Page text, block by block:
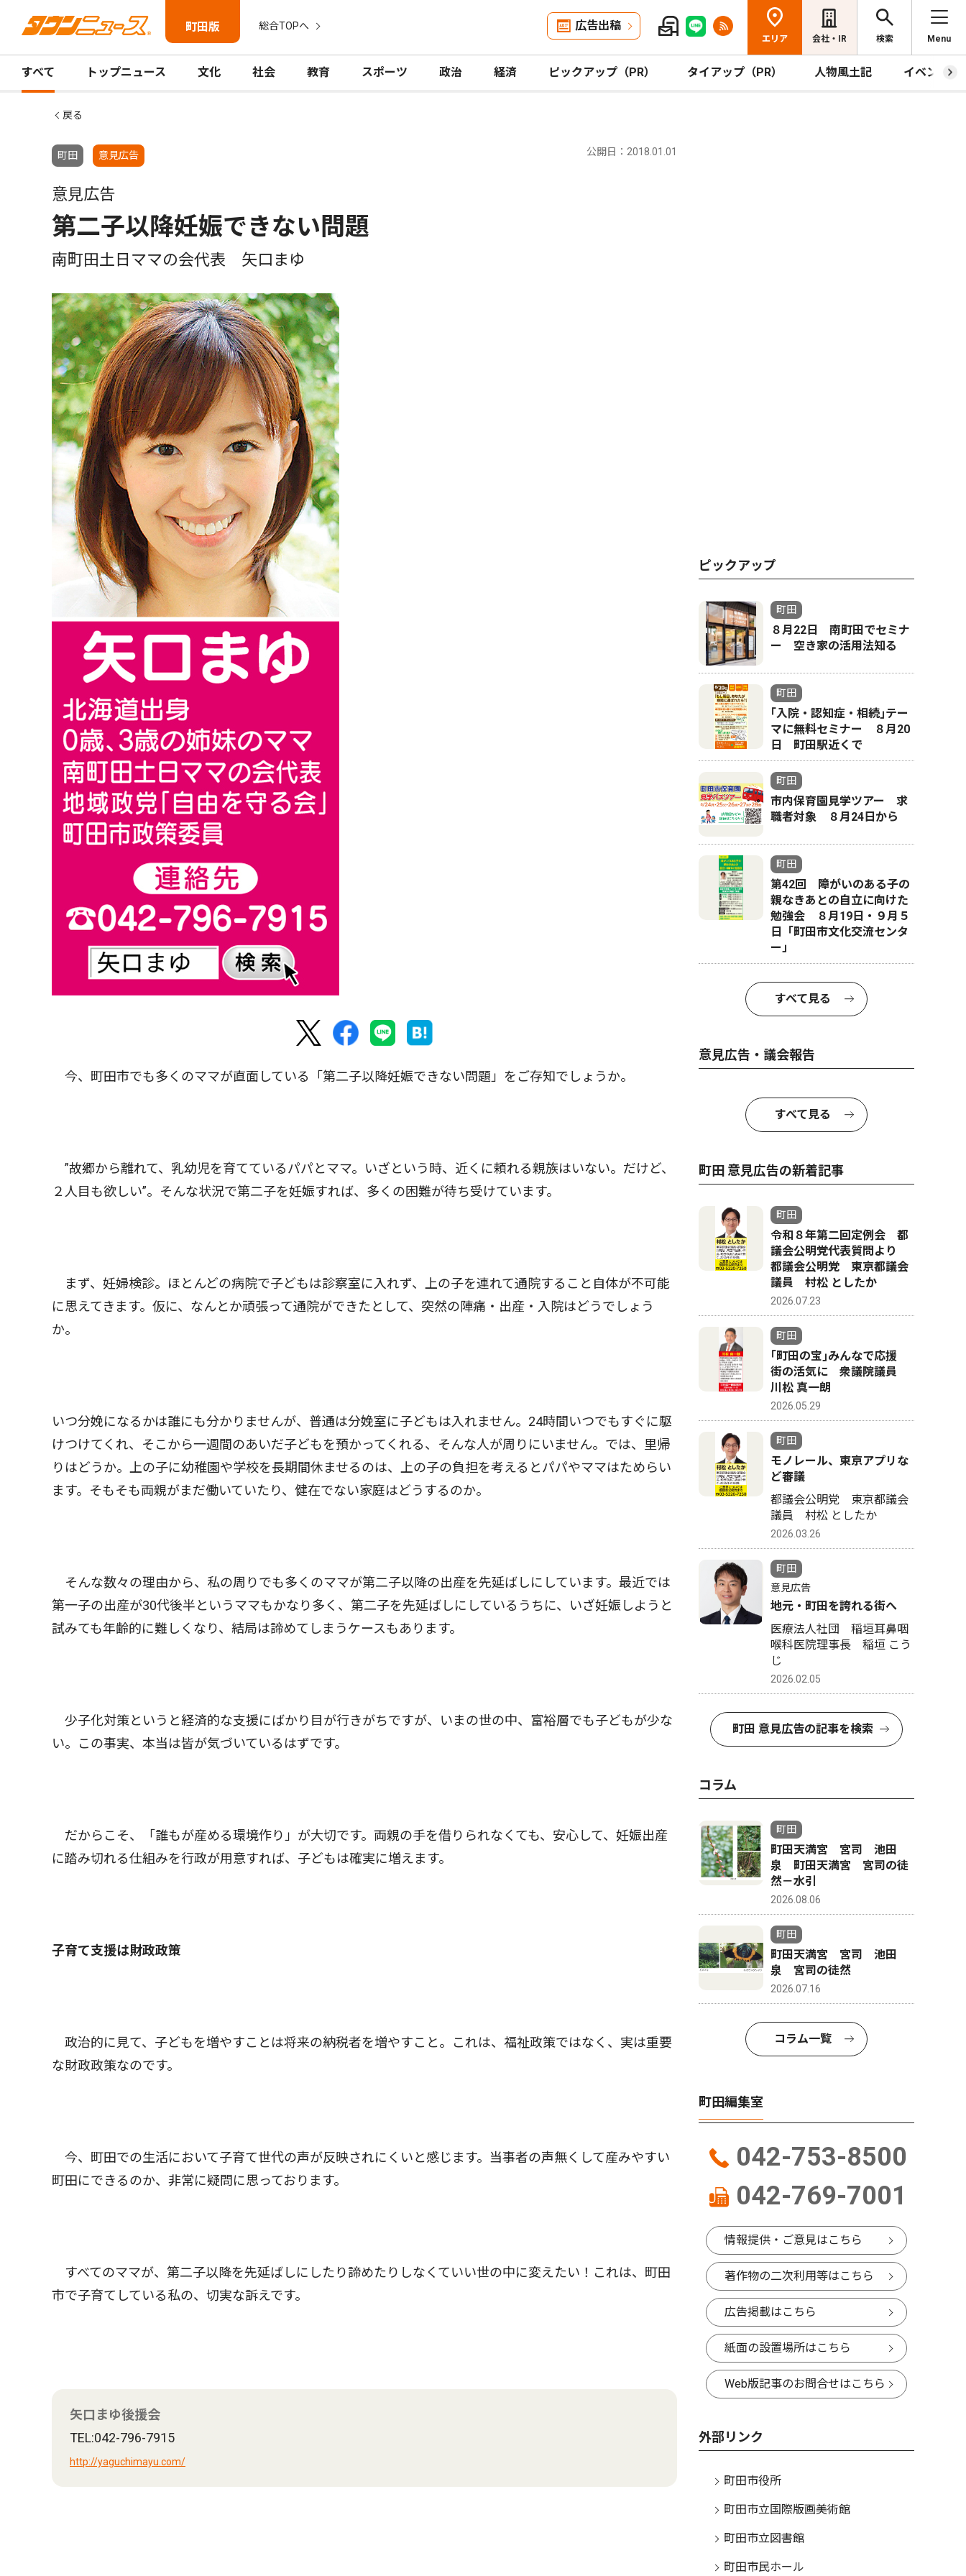
町田版 総合TOPへ 広告出稿
エリア 会社・IR 検索 Menu
すべて トップニュース 文化 社会 教育 スポーツ 政治 経済 ピックアップ（PR） タイアップ（PR） 人物風土記 イベント
戻る
町田 意見広告 公開日：2018.01.01
意見広告
第二子以降妊娠できない問題
南町田土日ママの会代表 矢口まゆ
今、町田市でも多くのママが直面している「第二子以降妊娠できない問題」をご存知でしょうか。
”故郷から離れて、乳幼児を育てているパパとママ。いざという時、近くに頼れる親族はいない。だけど、
２人目も欲しい”。そんな状況で第二子を妊娠すれば、多くの困難が待ち受けています。
まず、妊婦検診。ほとんどの病院で子どもは診察室に入れず、上の子を連れて通院すること自体が不可能
に思えてきます。仮に、なんとか頑張って通院ができたとして、突然の陣痛・出産・入院はどうでしょう
か。
いつ分娩になるかは誰にも分かりませんが、普通は分娩室に子どもは入れません。24時間いつでもすぐに駆
けつけてくれ、そこから一週間のあいだ子どもを預かってくれる、そんな人が周りにいません。では、里帰
りはどうか。上の子に幼稚園や学校を長期間休ませるのは、上の子の負担を考えるとパパやママはためらい
ます。そもそも両親がまだ働いていたり、健在でない家庭はどうするのか。
そんな数々の理由から、私の周りでも多くのママが第二子以降の出産を先延ばしにしています。最近では
第一子の出産が30代後半というママもかなり多く、第二子を先延ばしにしているうちに、いざ妊娠しようと
試みても年齢的に難しくなり、結局は諦めてしまうケースもあります。
少子化対策というと経済的な支援にばかり目が行きがちですが、いまの世の中、富裕層でも子どもが少な
い。この事実、本当は皆が気づいているはずです。
だからこそ、「誰もが産める環境作り」が大切です。両親の手を借りられなくても、安心して、妊娠出産
に踏み切れる仕組みを行政が用意すれば、子どもは確実に増えます。
子育て支援は財政政策
政治的に見て、子どもを増やすことは将来の納税者を増やすこと。これは、福祉政策ではなく、実は重要
な財政政策なのです。
今、町田での生活において子育て世代の声が反映されにくいと感じます。当事者の声無くして産みやすい
町田にできるのか、非常に疑問に思っております。
すべてのママが、第二子以降を先延ばしにしたり諦めたりしなくていい世の中に変えたい！これは、町田
市で子育てしている私の、切実な訴えです。
矢口まゆ後援会
TEL:042-796-7915
http://yaguchimayu.com/
ピックアップ
町田
８月22日 南町田でセミナ
ー 空き家の活用法知る
町田
｢入院・認知症・相続｣テー
マに無料セミナー ８月20
日 町田駅近くで
町田
市内保育園見学ツアー 求
職者対象 ８月24日から
町田
第42回 障がいのある子の
親なきあとの自立に向けた
勉強会 ８月19日・９月５
日「町田市文化交流センタ
ー」
すべて見る
意見広告・議会報告
すべて見る
町田 意見広告の新着記事
町田
令和８年第二回定例会 都
議会公明党代表質問より
都議会公明党 東京都議会
議員 村松 としたか
2026.07.23
町田
｢町田の宝｣みんなで応援
街の活気に 衆議院議員
川松 真一朗
2026.05.29
町田
モノレール、東京アプリな
ど審議
都議会公明党 東京都議会
議員 村松 としたか
2026.03.26
町田
意見広告
地元・町田を誇れる街へ
医療法人社団 稲垣耳鼻咽
喉科医院理事長 稲垣 こう
じ
2026.02.05
町田 意見広告の記事を検索
コラム
町田
町田天満宮 宮司 池田
泉 町田天満宮 宮司の徒
然－水引
2026.08.06
町田
町田天満宮 宮司 池田
泉 宮司の徒然
2026.07.16
コラム一覧
町田編集室
042-753-8500
042-769-7001
情報提供・ご意見はこちら
著作物の二次利用等はこちら
広告掲載はこちら
紙面の設置場所はこちら
Web版記事のお問合せはこちら
外部リンク
町田市役所
町田市立国際版画美術館
町田市立図書館
町田市民ホール